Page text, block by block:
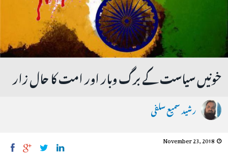
خونیں سیاست کے برگ وبار اور امت کا حال زار
رشید سمیع سلفی
November 23, 2018